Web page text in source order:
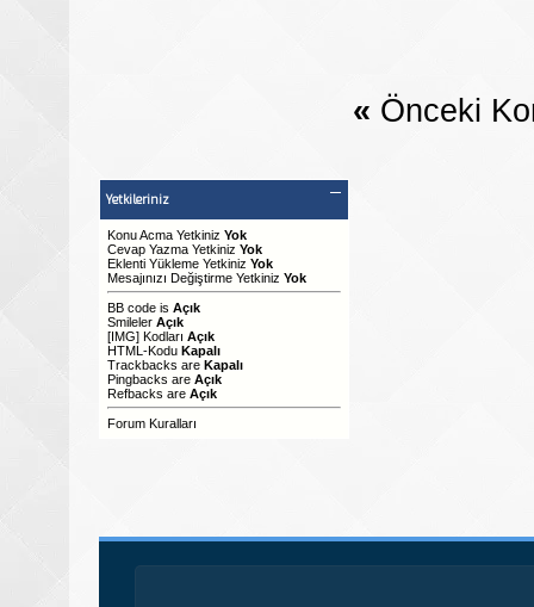
« Önceki
Yetkileriniz
Konu Acma Yetkiniz Yok
Cevap Yazma Yetkiniz Yok
Eklenti Yükleme Yetkiniz Yok
Mesajınızı Değiştirme Yetkiniz Yok
BB code is Açık
Smileler Açık
[IMG] Kodları Açık
HTML-Kodu Kapalı
Trackbacks are Kapalı
Pingbacks are Açık
Refbacks are Açık
Forum Kuralları